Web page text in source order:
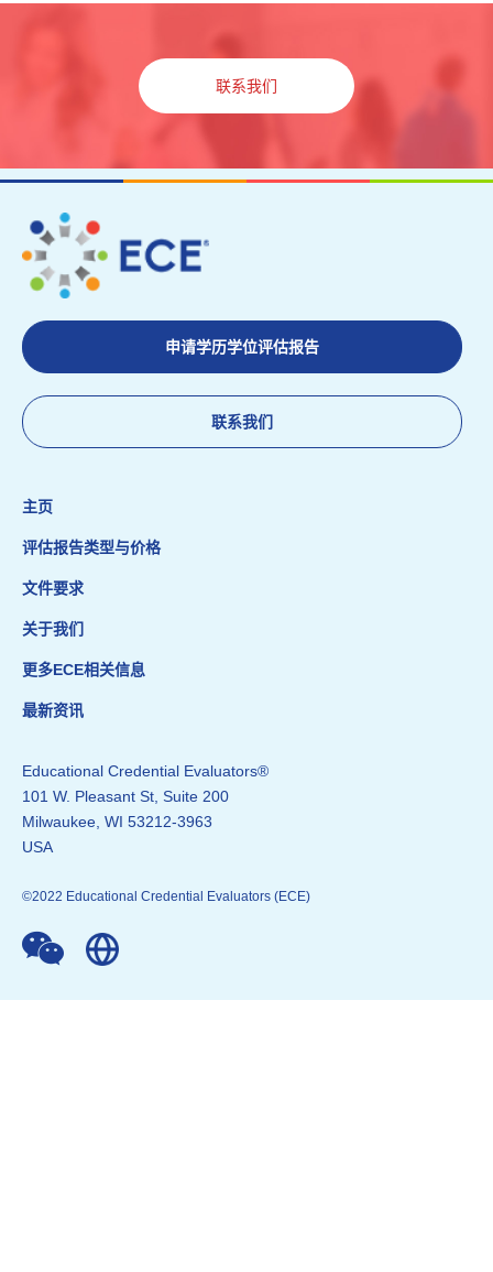
联系我们
申请学历学位评估报告
联系我们
主页
评估报告类型与价格
文件要求
关于我们
更多ECE相关信息
最新资讯
Educational Credential Evaluators®
101 W. Pleasant St, Suite 200
Milwaukee, WI 53212-3963
USA
©2022 Educational Credential Evaluators (ECE)